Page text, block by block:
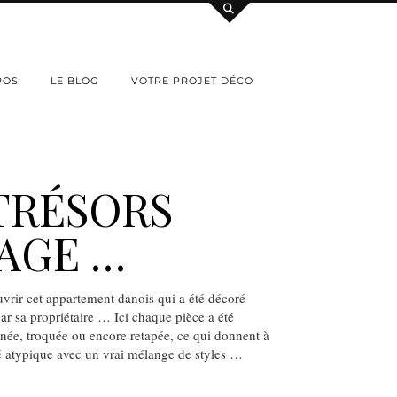
LE BLOG VOTRE PROJET DÉCO
…
cet appartement danois qui a été décoré
sa propriétaire … Ici chaque pièce a été
troquée ou encore retapée, ce qui donnent à
atypique avec un vrai mélange de styles …